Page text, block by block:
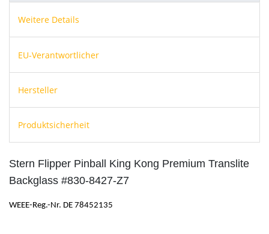
Weitere Details
EU-Verantwortlicher
Hersteller
Produktsicherheit
Stern Flipper Pinball King Kong Premium Translite
Backglass #830-8427-Z7
WEEE-Reg.-Nr. DE 78452135